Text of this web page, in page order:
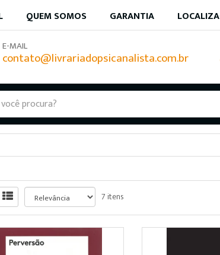
QUEM SOMOS GARANTIA
E-MAIL
contato@livrariadopsicanalista.com.br
7 itens